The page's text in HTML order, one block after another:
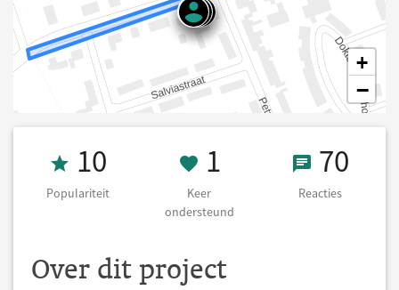
+
−
Populariteit 10
10
Populariteit
1 Keer
1
Keer
ondersteund
7070
Reacties
Over dit project